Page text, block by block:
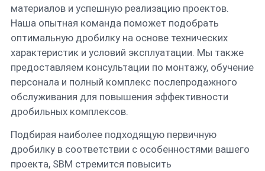
материалов и успешную реализацию проектов.
Наша опытная команда поможет подобрать
оптимальную дробилку на основе технических
характеристик и условий эксплуатации. Мы также
предоставляем консультации по монтажу, обучение
персонала и полный комплекс послепродажного
обслуживания для повышения эффективности
дробильных комплексов.
Подбирая наиболее подходящую первичную
дробилку в соответствии с особенностями вашего
проекта, SBM стремится повысить